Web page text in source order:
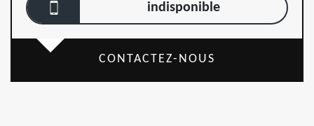
indisponible
CONTACTEZ-NOUS